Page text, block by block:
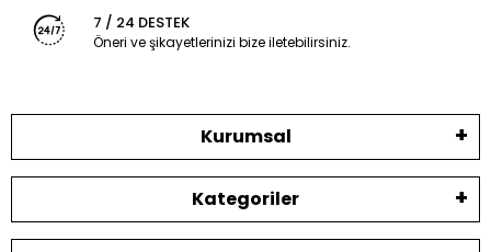
7 / 24 DESTEK
Öneri ve şikayetlerinizi bize iletebilirsiniz.
Kurumsal
Kategoriler